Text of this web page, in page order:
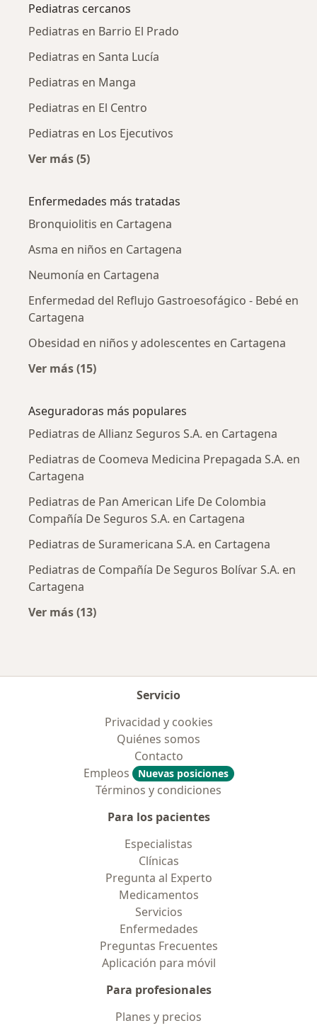
Pediatras cercanos
Pediatras en Barrio El Prado
Pediatras en Santa Lucía
Pediatras en Manga
Pediatras en El Centro
Pediatras en Los Ejecutivos
Ver más (5)
Enfermedades más tratadas
Bronquiolitis en Cartagena
Asma en niños en Cartagena
Neumonía en Cartagena
Enfermedad del Reflujo Gastroesofágico - Bebé en
Cartagena
Obesidad en niños y adolescentes en Cartagena
Ver más (15)
Aseguradoras más populares
Pediatras de Allianz Seguros S.A. en Cartagena
Pediatras de Coomeva Medicina Prepagada S.A. en
Cartagena
Pediatras de Pan American Life De Colombia
Compañía De Seguros S.A. en Cartagena
Pediatras de Suramericana S.A. en Cartagena
Pediatras de Compañía De Seguros Bolívar S.A. en
Cartagena
Ver más (13)
Servicio
Privacidad y cookies
Quiénes somos
Contacto
Empleos
Nuevas posiciones
Términos y condiciones
Para los pacientes
Especialistas
Clínicas
Pregunta al Experto
Medicamentos
Servicios
Enfermedades
Preguntas Frecuentes
Aplicación para móvil
Para profesionales
Planes y precios